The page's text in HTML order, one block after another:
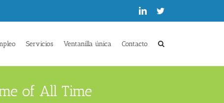
LinkedinTwitter
Servicios Ventanilla única Contacto
of All Time